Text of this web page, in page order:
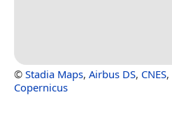
© Stadia Maps, Airbus DS, CNES,
Copernicus